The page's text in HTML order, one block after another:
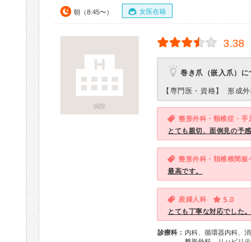
朝（8:45〜） 女医在籍
病院
3.38
巻き爪（嵌入爪）に
【専門医・資格】 形成
整形外科・頸椎症・手
とても親切、面倒見の予
整形外科・頚椎椎間板
最高です。
産婦人科 5.0
とても丁寧な対応でした。
診療科： 内科、循環器内科、